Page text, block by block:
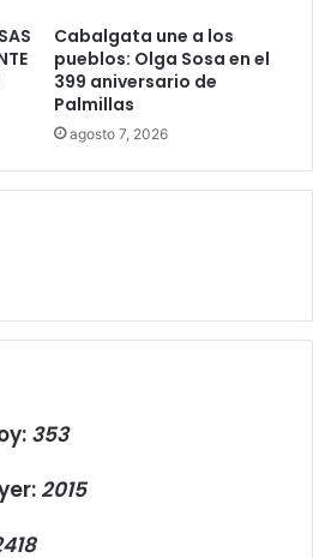
Cabalgata une a los
pueblos: Olga Sosa en el
399 aniversario de
Palmillas
agosto 7, 2026
353
2015